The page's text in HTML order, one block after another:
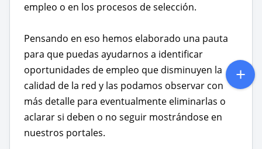
empleo o en los procesos de selección.
Pensando en eso hemos elaborado una pauta
para que puedas ayudarnos a identificar
oportunidades de empleo que disminuyen la
calidad de la red y las podamos observar con
más detalle para eventualmente eliminarlas o
aclarar si deben o no seguir mostrándose en
nuestros portales.